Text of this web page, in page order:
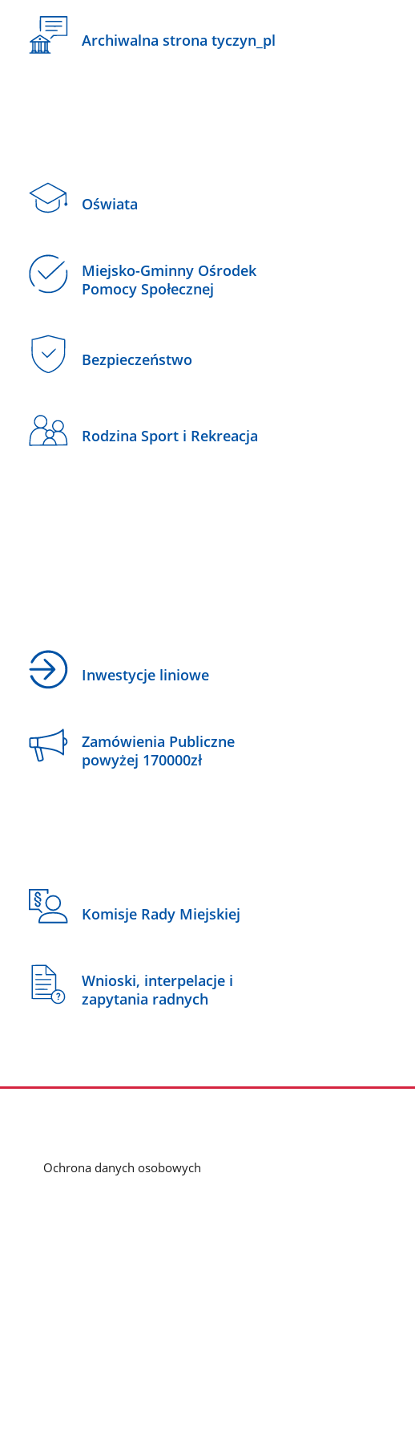
Archiwalna strona tyczyn_pl
Oświata
Miejsko-Gminny Ośrodek
Pomocy Społecznej
Bezpieczeństwo
Rodzina Sport i Rekreacja
Inwestycje liniowe
Zamówienia Publiczne
powyżej 170000zł
Komisje Rady Miejskiej
Wnioski, interpelacje i
zapytania radnych
Ochrona danych osobowych